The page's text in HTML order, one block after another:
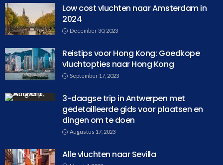
Low cost vluchten naar Amsterdam in
2024
December 30, 2023
Reistips voor Hong Kong: Goedkope
vluchtopties naar Hong Kong
September 17, 2023
3-daagse trip in Antwerpen met
gedetailleerde gids voor plaatsen en
dingen om te doen
Augustus 17, 2023
Alle vluchten naar Sevilla